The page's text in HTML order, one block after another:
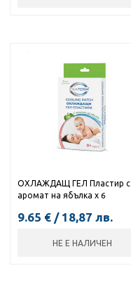
ОХЛАЖДАЩ ГЕЛ Пластир с
аромат на ябълка х 6
9.65 € / 18,87 лв.
НЕ Е НАЛИЧЕН